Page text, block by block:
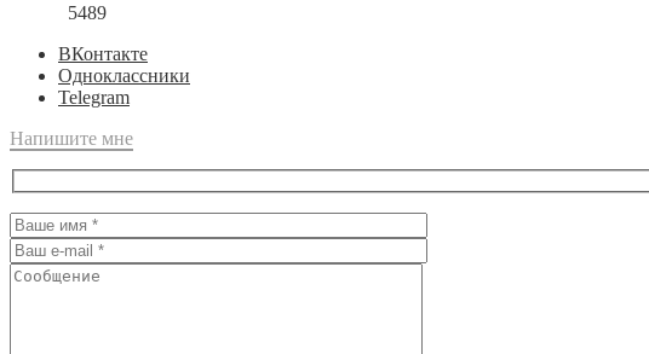
5489
ВКонтакте
Одноклассники
Telegram
Напишите мне